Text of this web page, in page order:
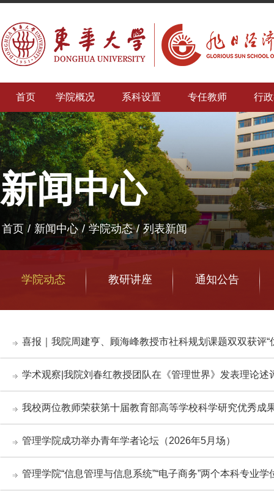
首页 学院概况 系科设置 专任教师 行
新闻中心
首页 / 新闻中心 / 学院动态 / 列表新闻
学院动态 教研讲座 通知公告
喜报｜我院周建亨、顾海峰教授市社科规划课题双双获评“
学术观察|我院刘春红教授团队在《管理世界》发表理论
我校两位教师荣获第十届教育部高等学校科学研究优秀成
管理学院成功举办青年学者论坛（2026年5月场）
管理学院“信息管理与信息系统”“电子商务”两个本科专业